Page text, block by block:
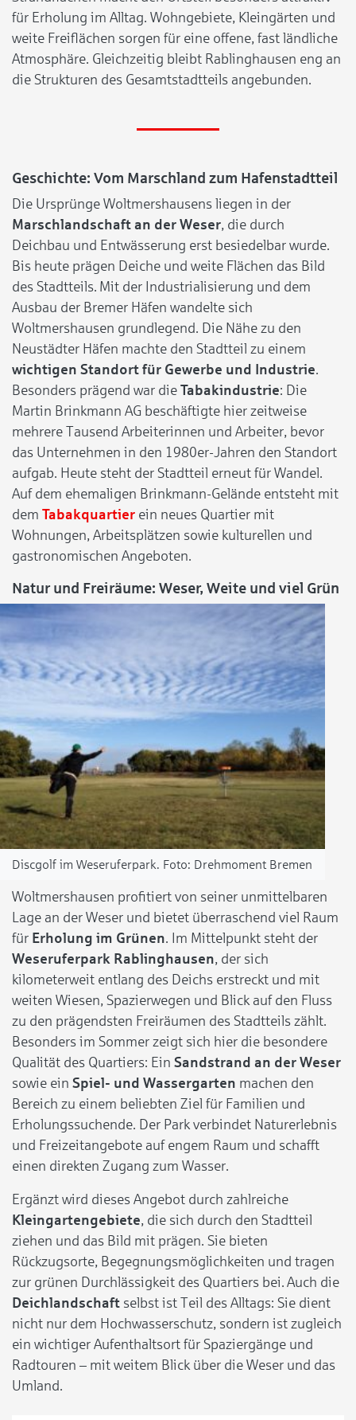
für Erholung im Alltag. Wohngebiete, Kleingärten und
weite Freiflächen sorgen für eine offene, fast ländliche
Atmosphäre. Gleichzeitig bleibt Rablinghausen eng an
die Strukturen des Gesamtstadtteils angebunden.
Geschichte: Vom Marschland zum Hafenstadtteil
Die Ursprünge Woltmershausens liegen in der
Marschlandschaft an der Weser, die durch
Deichbau und Entwässerung erst besiedelbar wurde.
Bis heute prägen Deiche und weite Flächen das Bild
des Stadtteils. Mit der Industrialisierung und dem
Ausbau der Bremer Häfen wandelte sich
Woltmershausen grundlegend. Die Nähe zu den
Neustädter Häfen machte den Stadtteil zu einem
wichtigen Standort für Gewerbe und Industrie.
Besonders prägend war die Tabakindustrie: Die
Martin Brinkmann AG beschäftigte hier zeitweise
mehrere Tausend Arbeiterinnen und Arbeiter, bevor
das Unternehmen in den 1980er-Jahren den Standort
aufgab. Heute steht der Stadtteil erneut für Wandel.
Auf dem ehemaligen Brinkmann-Gelände entsteht mit
dem Tabakquartier ein neues Quartier mit
Wohnungen, Arbeitsplätzen sowie kulturellen und
gastronomischen Angeboten.
Natur und Freiräume: Weser, Weite und viel Grün
Discgolf im Weseruferpark. Drehmoment Bremen
Woltmershausen profitiert von seiner unmittelbaren
Lage an der Weser und bietet überraschend viel Raum
für Erholung im Grünen. Im Mittelpunkt steht der
Weseruferpark Rablinghausen, der sich
kilometerweit entlang des Deichs erstreckt und mit
weiten Wiesen, Spazierwegen und Blick auf den Fluss
zu den prägendsten Freiräumen des Stadtteils zählt.
Besonders im Sommer zeigt sich hier die besondere
Qualität des Quartiers: Ein Sandstrand an der Weser
sowie ein Spiel- und Wassergarten machen den
Bereich zu einem beliebten Ziel für Familien und
Erholungssuchende. Der Park verbindet Naturerlebnis
und Freizeitangebote auf engem Raum und schafft
einen direkten Zugang zum Wasser.
Ergänzt wird dieses Angebot durch zahlreiche
Kleingartengebiete, die sich durch den Stadtteil
ziehen und das Bild mit prägen. Sie bieten
Rückzugsorte, Begegnungsmöglichkeiten und tragen
zur grünen Durchlässigkeit des Quartiers bei. Auch die
Deichlandschaft selbst ist Teil des Alltags: Sie dient
nicht nur dem Hochwasserschutz, sondern ist zugleich
ein wichtiger Aufenthaltsort für Spaziergänge und
Radtouren – mit weitem Blick über die Weser und das
Umland.